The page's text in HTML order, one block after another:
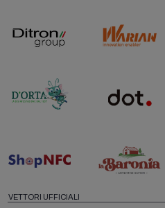
VETTORI UFFICIALI